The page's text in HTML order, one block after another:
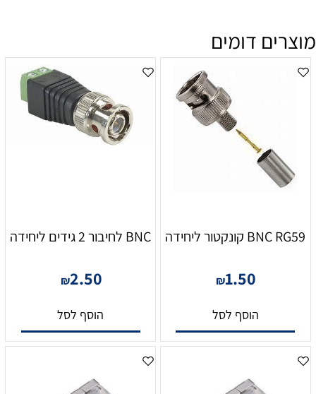
מוצרים דומים
BNC RG59 קונקטור ליחידה
₪1.50
הוסף לסל
BNC לחיבור 2 גידים ליחידה
₪2.50
הוסף לסל